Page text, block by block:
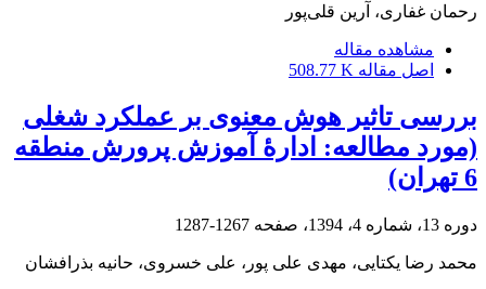
رحمان غفاری، آرین قلی‌پور
مشاهده مقاله
اصل مقاله 508.77 K
بررسی تاثیر هوش معنوی بر عملکرد شغلی
(مورد مطالعه: ادارۀ آموزش پرورش منطقه
6 تهران)
دوره 13، شماره 4، 1394، صفحه 1267-1287
محمد رضا یکتایی، مهدی علی پور، علی خسروی، حانیه بذرافشان